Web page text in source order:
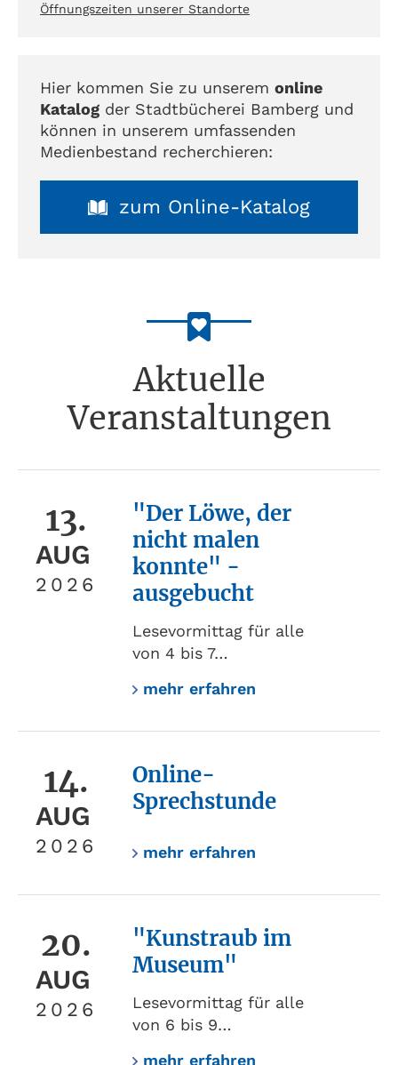
Öffnungszeiten unserer Standorte
Hier kommen Sie zu unserem online
Katalog der Stadtbücherei Bamberg und
können in unserem umfassenden
Medienbestand recherchieren:
zum Online-Katalog
Aktuelle
Veranstaltungen
13.
AUG
2026
"Der Löwe, der
nicht malen
konnte" -
ausgebucht
Lesevormittag für alle
von 4 bis 7…
mehr erfahren
14.
AUG
2026
Online-
Sprechstunde
mehr erfahren
20.
AUG
2026
"Kunstraub im
Museum"
Lesevormittag für alle
von 6 bis 9…
mehr erfahren